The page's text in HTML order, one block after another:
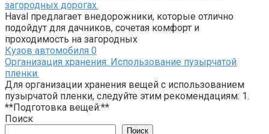
загородных дорогах.
Haval предлагает внедорожники, которые отлично
подойдут для дачников, сочетая комфорт и
проходимость на загородных
Кузов автомобиля 0
Организация хранения: Использование пузырчатой
пленки.
Для организации хранения вещей с использованием
пузырчатой пленки, следуйте этим рекомендациям: 1.
**Подготовка вещей:**
Поиск
Поиск